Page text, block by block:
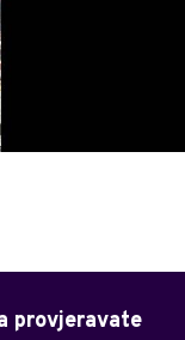
provjeravate